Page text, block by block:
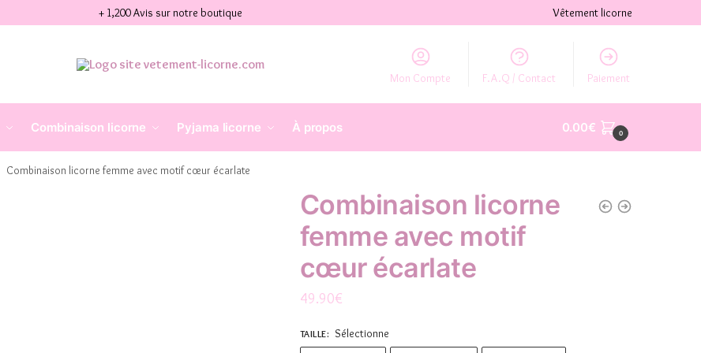
+ 1,200 Avis sur notre boutique Vêtement licorne
Mon Compte F.A.Q / Contact Paiement
Combinaison licorne Pyjama licorne À propos 0.00€ 0
Combinaison licorne femme avec motif cœur écarlate
Combinaison licorne
femme avec motif
cœur écarlate
49.90€
TAILLE: Sélectionne